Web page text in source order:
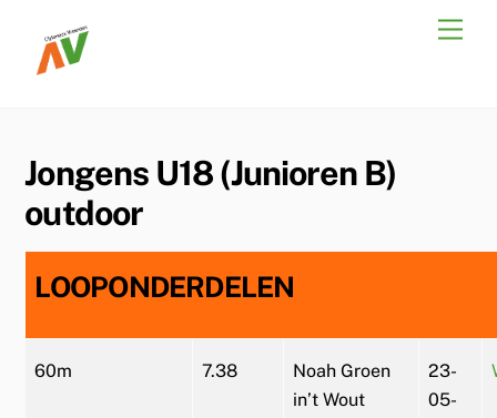
content
Jongens U18 (Junioren B)
outdoor
LOOPONDERDELEN
60m 7.38
Noah Groen
in’t Wout
23-
05-